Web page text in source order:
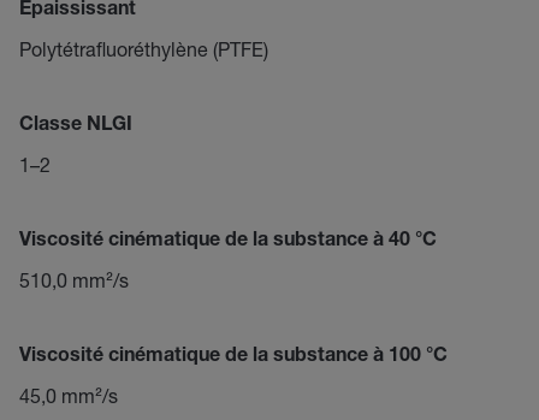
Epaississant
Polytétrafluoréthylène (PTFE)
Classe NLGI
1–2
Viscosité cinématique de la substance à 40 °C
510,0 mm²/s
Viscosité cinématique de la substance à 100 °C
45,0 mm²/s